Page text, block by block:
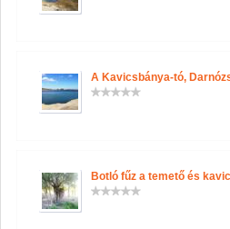
A Kavicsbánya-tó,
Botló fűz a temető és